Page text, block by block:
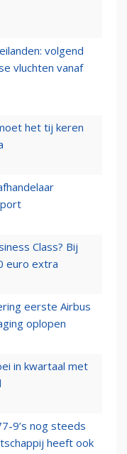
volgend
vluchten vanaf
het tij keren
Class? Bij
euro extra
eerste Airbus
oplopen
in kwartaal met
9’s nog steeds
heeft ook